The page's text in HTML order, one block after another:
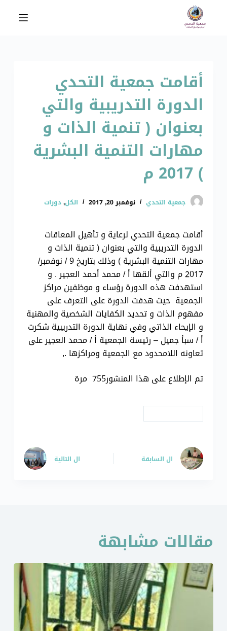
أقامت جمعية التحدي
الدورة التدريبية والتي
بعنوان ( تنمية الذات و
مهارات التنمية البشرية
) 2017 م
جمعية التحدي نوفمبر 20, 2017 الكل,دورات
أقامت جمعية التحدي لرعاية و تأهيل المعاقات
الدورة التدريبية والتي بعنوان ( تنمية الذات و
مهارات التنمية البشرية ) وذلك بتاريخ 9 / نوفمبر/
2017 م والتي ألقها أ / محمد أحمد العجير . و
استهدفت هذه الدورة رؤساء و موظفين مراكز
الجمعية حيث هدفت الدورة على التعرف على
مفهوم الذات و تحديد الكفايات الشخصية والمهنية
و الإيحاء الذاتي وفي نهاية الدورة التدريبية شكرت
أ / سبأ جميل – رئيسة الجمعية أ / محمد العجير على
تعاونه اللامحدود مع الجمعية ومراكزها .,
تم الإطلاع على هذا المنشور755 مرة
الالسابقة ال التالية
مقالات مشابهة